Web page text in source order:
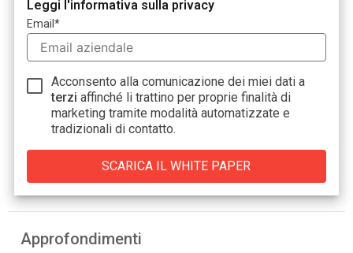
Leggi l'informativa sulla privacy
Email*
Acconsento alla comunicazione dei miei dati a
terzi affinché li trattino per proprie finalità di
marketing tramite modalità automatizzate e
tradizionali di contatto.
Approfondimenti